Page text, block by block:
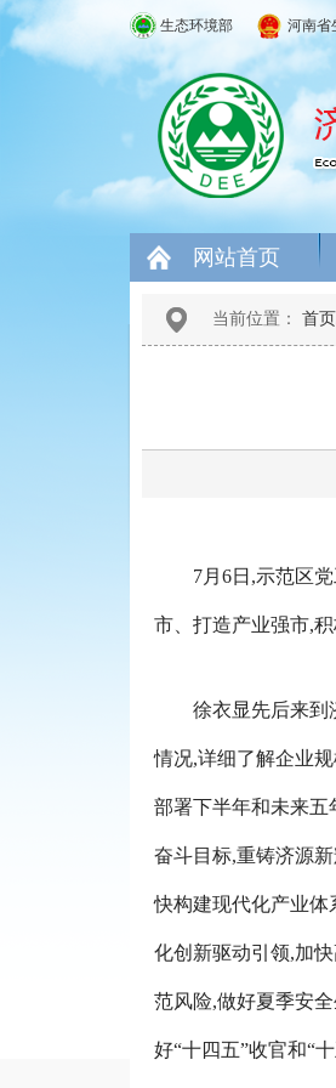
生态环境部 河南省
网站首页
当前位置： 首页
7月6日,示范区
市、打造产业强市,
徐衣显先后来到
情况,详细了解企业
部署下半年和未来五
奋斗目标,重铸济源
快构建现代化产业体
化创新驱动引领,加
范风险,做好夏季安
好“十四五”收官和“